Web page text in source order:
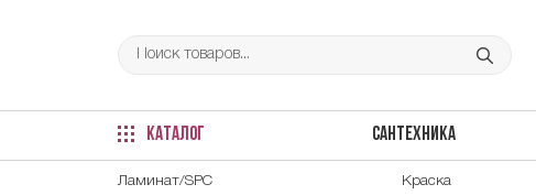
КАТАЛОГ САНТЕХНИКА
Ламинат/SPC Краска